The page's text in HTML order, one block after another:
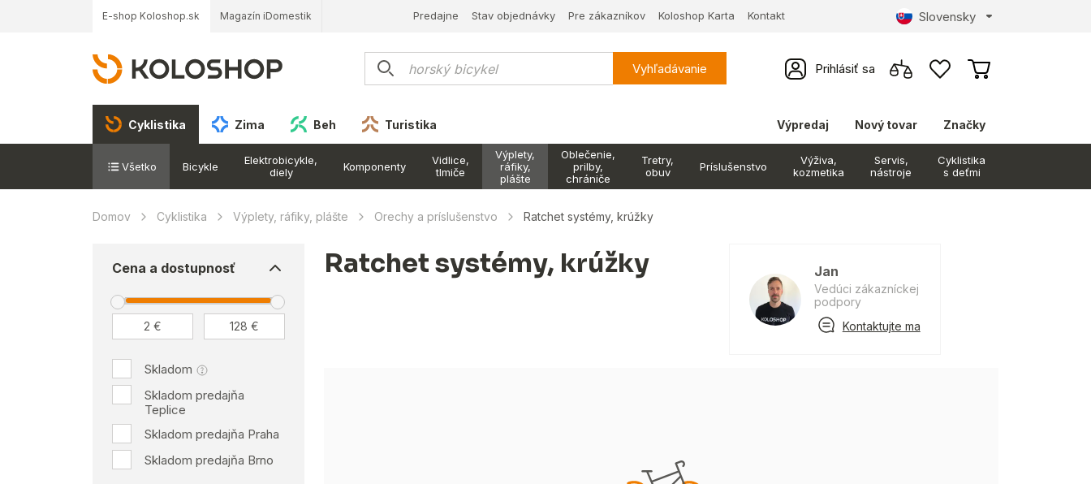
E-shop Koloshop.sk Magazín iDomestik Predajne Stav objednávky Pre zákazníkov Koloshop Karta Kontakt Slovensky
Vyhľadávanie Prihlásiť sa
Cyklistika Zima Beh Turistika Výpredaj Nový tovar Značky
Všetko Bicykle
Elektrobicykle,
diely
Komponenty
Vidlice,
tlmiče
Výplety,
ráfiky,
plášte
Oblečenie,
prilby,
chrániče
Tretry,
obuv
Príslušenstvo
Výživa,
kozmetika
Servis,
nástroje
Cyklistika
s deťmi
Domov Cyklistika Výplety, ráfiky, plášte Orechy a príslušenstvo Ratchet systémy, krúžky
Cena a dostupnosť
Skladom
Skladom predajňa
Teplice
Skladom predajňa Praha
Skladom predajňa Brno
Ratchet systémy, krúžky Jan
Vedúci zákazníckej
podpory
Kontaktujte ma